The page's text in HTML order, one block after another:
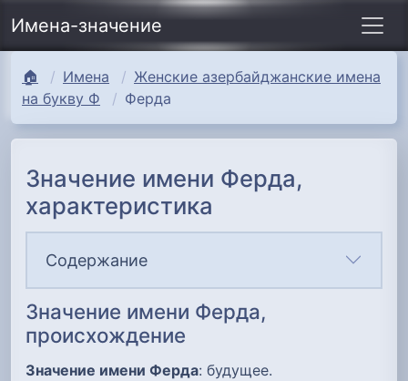
Имена-значение
🏠 Имена
Женские азербайджанские имена
на букву Ф
Ферда
Значение имени Ферда,
характеристика
Содержание
Значение имени Ферда,
происхождение
Значение имени Ферда: будущее.